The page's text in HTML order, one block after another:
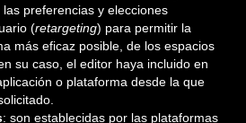
preferencias y elecciones
(retargeting) para permitir la
más eficaz posible, de los espacios
su caso, el editor haya incluido en
o plataforma desde la que
: son establecidas por las plataformas